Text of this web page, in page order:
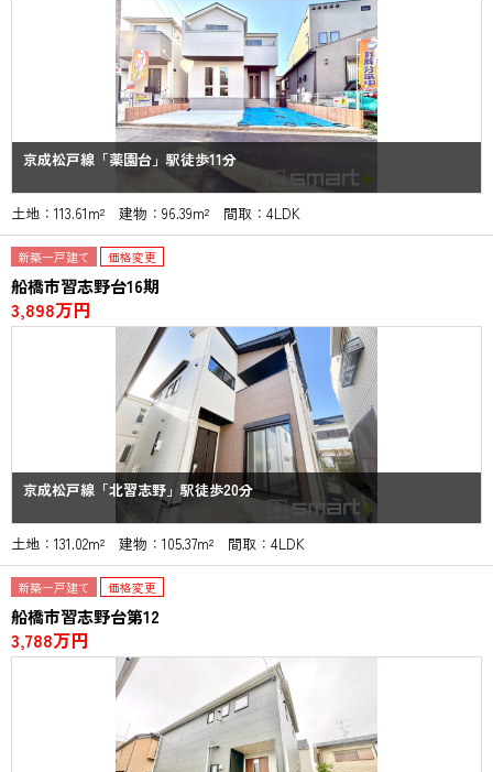
京成松戸線「薬園台」駅徒歩11分
土地：113.61m² 建物：96.39m² 間取：4LDK
新築一戸建て 価格変更
船橋市習志野台16期
3,898万円
京成松戸線「北習志野」駅徒歩20分
土地：131.02m² 建物：105.37m² 間取：4LDK
新築一戸建て 価格変更
船橋市習志野台第12
3,788万円